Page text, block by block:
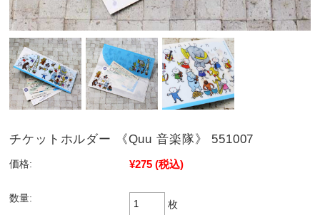
チケットホルダー 《Quu 音楽隊》 551007
価格: ¥275 (税込)
数量:
枚